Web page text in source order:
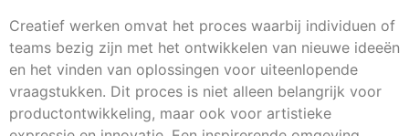
Creatief werken omvat het proces waarbij individuen of
teams bezig zijn met het ontwikkelen van nieuwe ideeën
en het vinden van oplossingen voor uiteenlopende
vraagstukken. Dit proces is niet alleen belangrijk voor
productontwikkeling, maar ook voor artistieke